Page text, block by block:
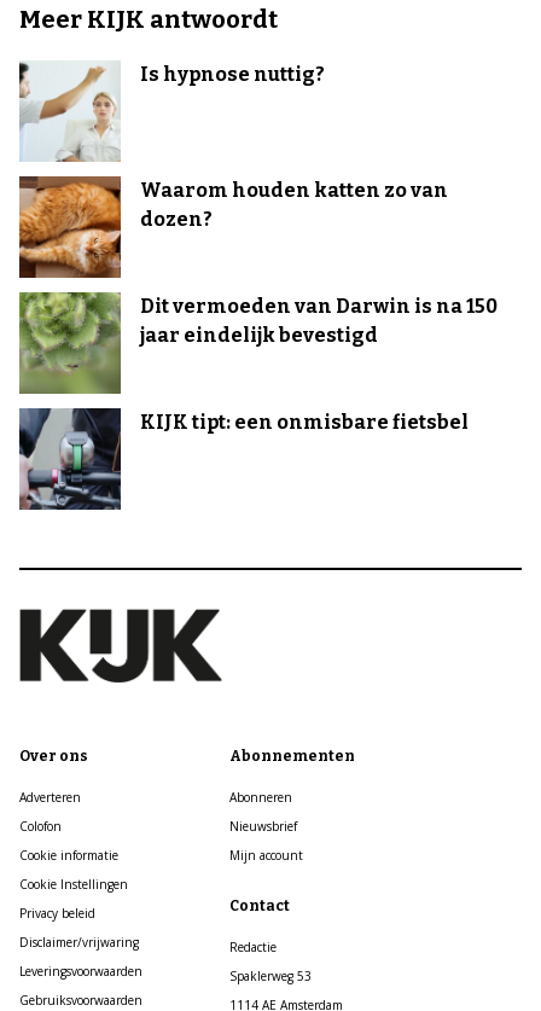
Meer KIJK antwoordt
Is hypnose nuttig?
Waarom houden katten zo van
dozen?
Dit vermoeden van Darwin is na 150
jaar eindelijk bevestigd
KIJK tipt: een onmisbare fietsbel
Over ons
Adverteren
Colofon
Cookie informatie
Cookie Instellingen
Privacy beleid
Disclaimer/vrijwaring
Leveringsvoorwaarden
Gebruiksvoorwaarden
Abonnementen
Abonneren
Nieuwsbrief
Mijn account
Contact
Redactie
Spaklerweg 53
1114 AE Amsterdam